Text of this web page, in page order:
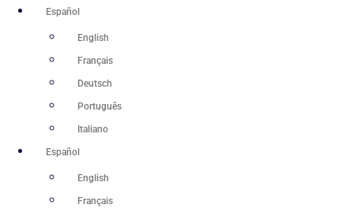
contenido
Español
English
Français
Deutsch
Português
Italiano
Español
English
Français